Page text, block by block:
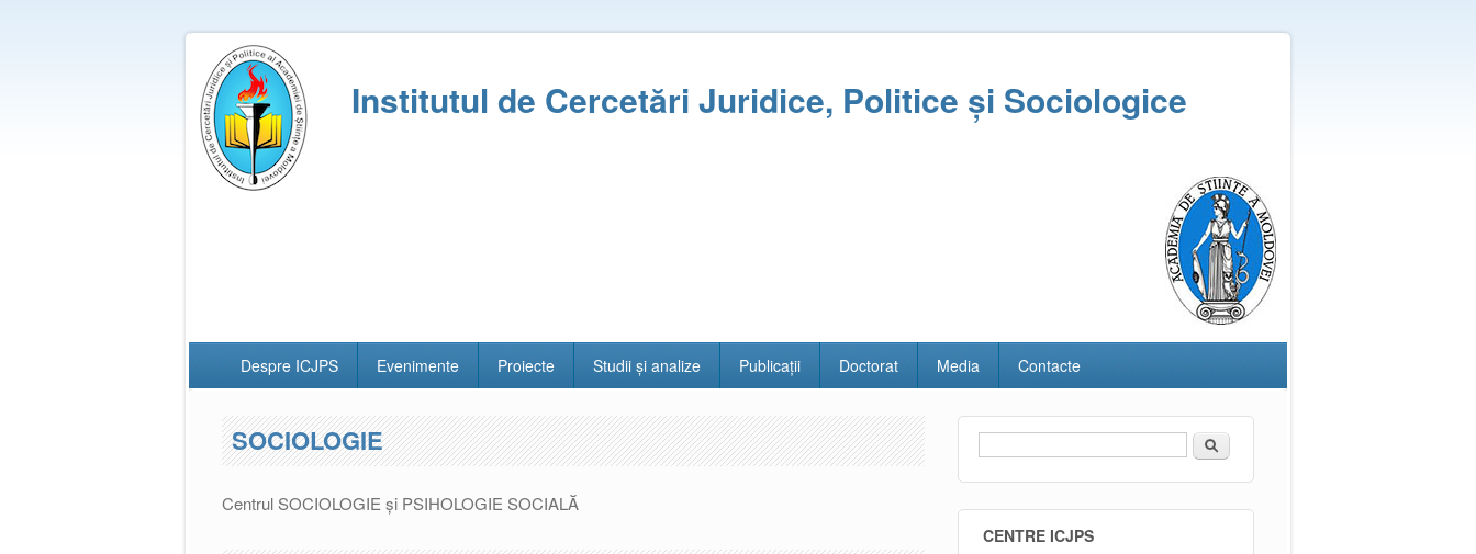
Institutul de Cercetări Juridice, Politice și Sociologice
Despre ICJPS Evenimente Proiecte Studii și analize Publicații Doctorat Media Contacte
SOCIOLOGIE
Centrul SOCIOLOGIE și PSIHOLOGIE SOCIALĂ
Formular de căutare
Căutare
CENTRE ICJPS